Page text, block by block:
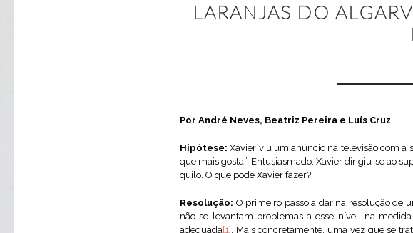
LARANJAS DO
Por André Neves, Beatriz Pereira e Luís Cruz
Hipótese:Xavier viu um anúncio na televisão com a
que mais gosta”. Entusiasmado, Xavier dirigiu-se ao
quilo. O que pode Xavier fazer?
Resolução: O primeiro passo a dar na resolução de
não se levantam problemas a esse nível, na
adequada[1] . Mais concretamente, uma vez que se